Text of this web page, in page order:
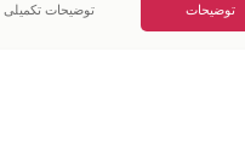
توضیحات توضیحات تکمیلی